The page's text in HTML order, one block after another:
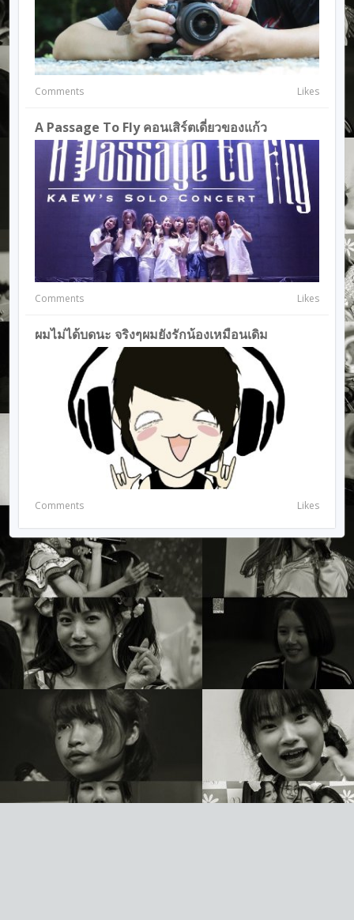
Comments Likes
A Passage To Fly คอนเสิร์ตเดี่ยวของแก้ว
Comments Likes
ผมไม่ได้บดนะ จริงๆผมยังรักน้องเหมือนเดิม
Comments Likes